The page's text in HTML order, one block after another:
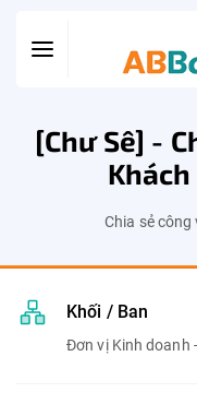
[Chư Sê] -
Chia sẻ công
Khối / Ban
Đơn vị Kinh doanh